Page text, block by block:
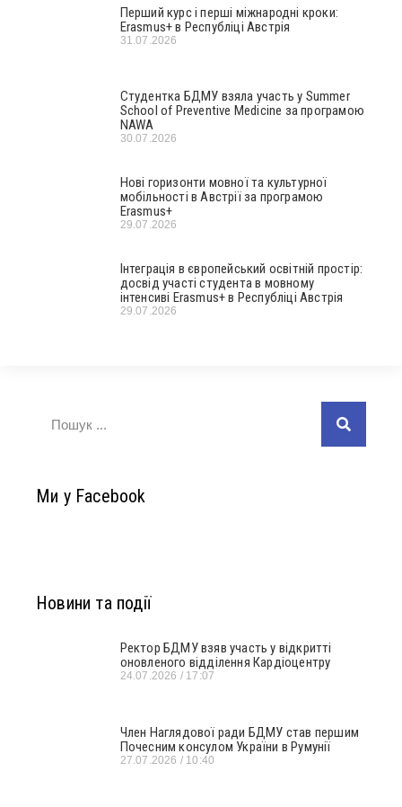
Перший курс і перші міжнародні кроки:
Erasmus+ в Республіці Австрія
31.07.2026
Студентка БДМУ взяла участь у Summer
School of Preventive Medicine за програмою
NAWA
30.07.2026
Нові горизонти мовної та культурної
мобільності в Австрії за програмою
Erasmus+
29.07.2026
Інтеграція в європейський освітній простір:
досвід участі студента в мовному
інтенсиві Erasmus+ в Республіці Австрія
29.07.2026
Ми у Facebook
Новини та події
Ректор БДМУ взяв участь у відкритті
оновленого відділення Кардіоцентру
24.07.2026 17:07
Член Наглядової ради БДМУ став першим
Почесним консулом України в Румунії
27.07.2026 10:40